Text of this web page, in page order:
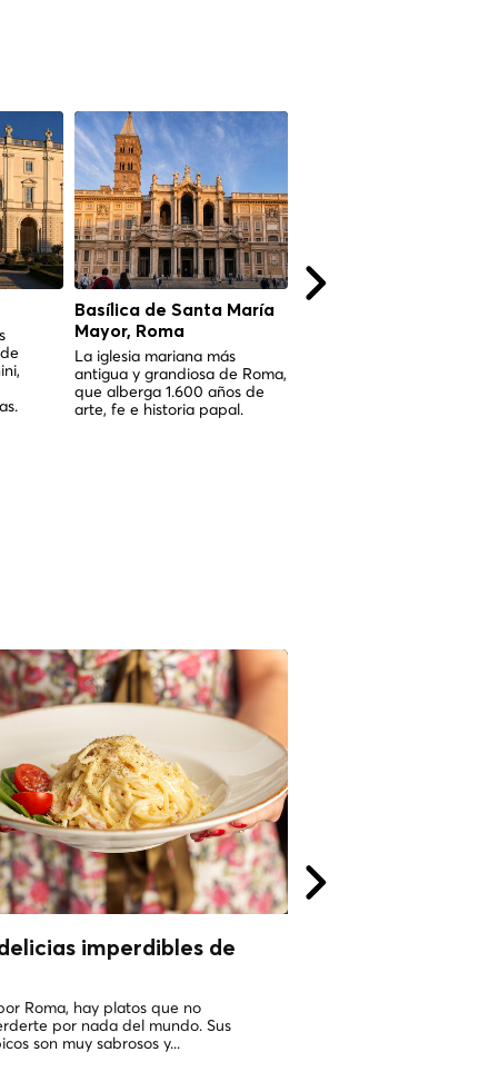
Basílica de Santa María
Mayor, Roma
La iglesia mariana más
antigua y grandiosa de Roma,
que alberga 1.600 años de
arte, fe e historia papal.
imperdibles de
Roma, hay platos que no
por nada del mundo. Sus
son muy sabrosos y...